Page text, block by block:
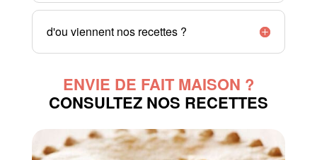
d'ou viennent nos recettes ?
ENVIE DE FAIT MAISON ?
CONSULTEZ NOS RECETTES